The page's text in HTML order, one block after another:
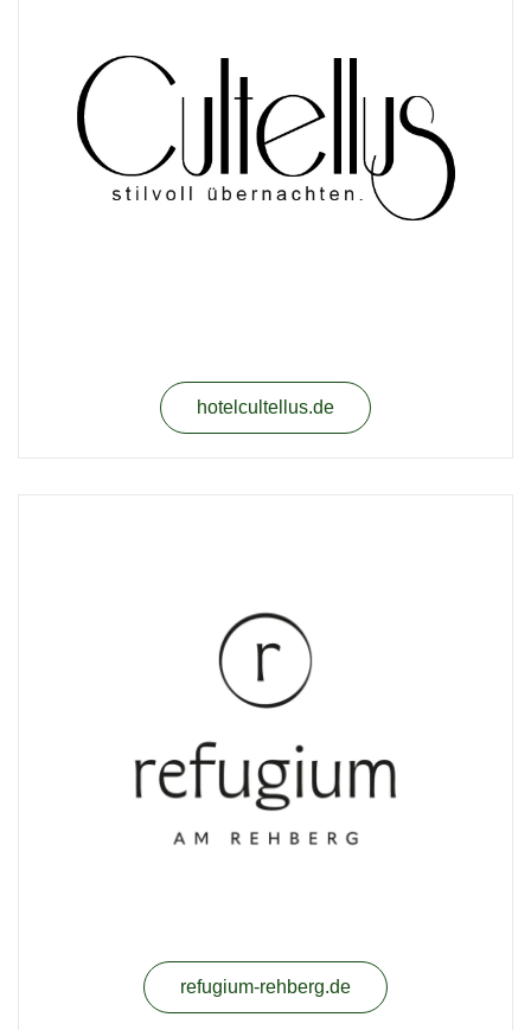
hotelcultellus.de
refugium-rehberg.de